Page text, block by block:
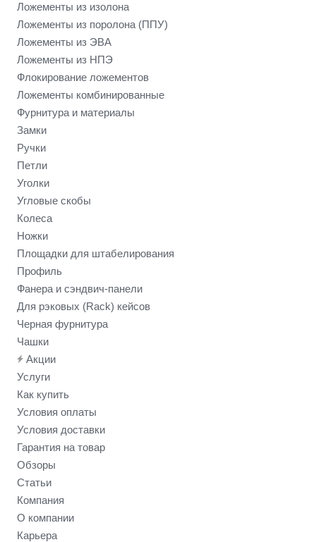
Ложементы из изолона
Ложементы из поролона (ППУ)
Ложементы из ЭВА
Ложементы из НПЭ
Флокирование ложементов
Ложементы комбинированные
Фурнитура и материалы
Замки
Ручки
Петли
Уголки
Угловые скобы
Колеса
Ножки
Площадки для штабелирования
Профиль
Фанера и сэндвич-панели
Для рэковых (Rack) кейсов
Черная фурнитура
Чашки
Акции
Услуги
Как купить
Условия оплаты
Условия доставки
Гарантия на товар
Обзоры
Статьи
Компания
О компании
Карьера